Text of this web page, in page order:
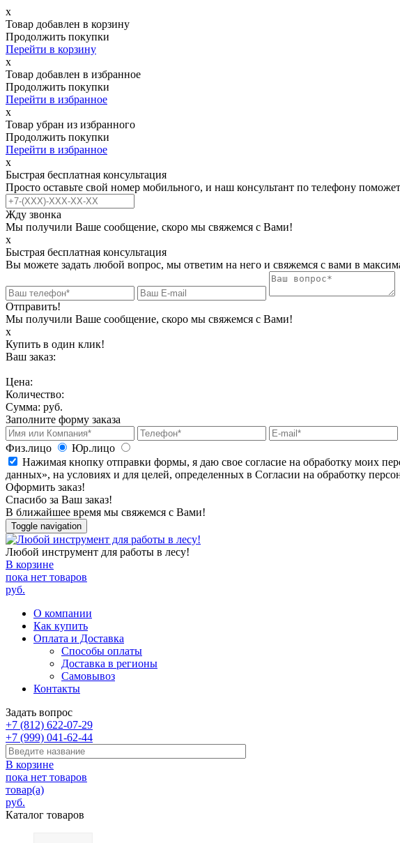
х
Товар добавлен в корзину
Продолжить покупки
Перейти в корзину
х
Товар добавлен в избранное
Продолжить покупки
Перейти в избранное
х
Товар убран из избранного
Продолжить покупки
Перейти в избранное
х
Быстрая бесплатная консультация
Просто оставьте свой номер мобильного, и наш консультант по телефону
Жду звонка
Мы получили Ваше сообщение, скоро мы свяжемся с Вами!
х
Быстрая бесплатная консультация
Вы можете задать любой вопрос, мы ответим на него и свяжемся с вами в
Отправить!
Мы получили Ваше сообщение, скоро мы свяжемся с Вами!
х
Купить в один клик!
Ваш заказ:
Цена:
Количество:
Сумма: руб.
Заполните форму заказа
Физ.лицо
Юр.лицо
Нажимая кнопку отправки формы, я даю свое согласие на обработку моих
данных», на условиях и для целей, определенных в Согласии на обработку
Оформить заказ!
Спасибо за Ваш заказ!
В ближайшее время мы свяжемся с Вами!
Toggle navigation
Любой инструмент для работы в лесу!
В корзине
пока нет товаров
руб.
О компании
Как купить
Оплата и Доставка
Способы оплаты
Доставка в регионы
Самовывоз
Контакты
Задать вопрос
+7 (812) 622-07-29
+7 (999) 041-62-44
В корзине
пока нет товаров
товар(а)
руб.
Каталог товаров